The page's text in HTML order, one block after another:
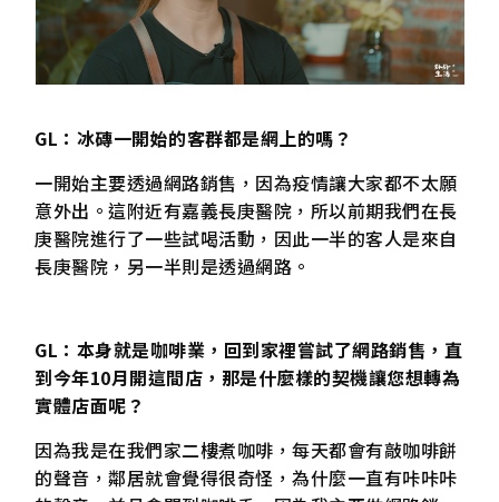
GL：冰磚一開始的客群都是網上的嗎？
一開始主要透過網路銷售，因為疫情讓大家都不太願
意外出。這附近有嘉義長庚醫院，所以前期我們在長
庚醫院進行了一些試喝活動，因此一半的客人是來自
長庚醫院，另一半則是透過網路。
GL ： 本身就是咖啡業，回到家裡嘗試了網路銷售，直
到今年10月開這間店，那是什麼樣的契機讓您想轉為
實體店面呢？
因為我是在我們家二樓煮咖啡，每天都會有敲咖啡餅
的聲音，鄰居就會覺得很奇怪，為什麼一直有咔咔咔